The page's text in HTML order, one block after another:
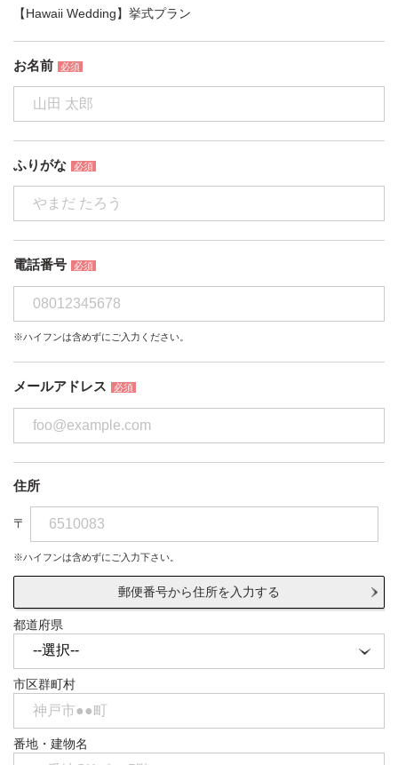
【Hawaii Wedding】挙式プラン
お名前 必須
ふりがな 必須
電話番号 必須
※ハイフンは含めずにご入力ください。
メールアドレス 必須
住所
〒
※ハイフンは含めずにご入力下さい。
郵便番号から住所を入力する
都道府県
市区群町村
番地・建物名